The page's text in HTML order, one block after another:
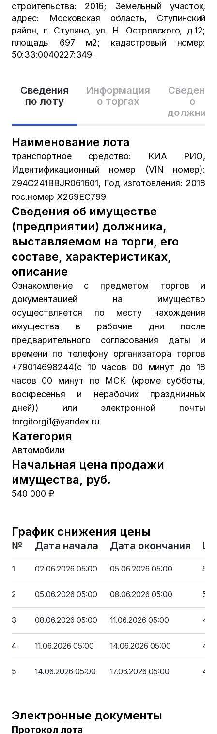
Сведения
по лоту
Информация
о торгах
Сведения
о
Наименование лота
транспортное средство: КИА РИО,
Идентификационный номер (VIN номер):
Z94C241BBJR061601, Год изготовления: 2018
гос.номер Х269ЕС799
Сведения об имуществе
(предприятии) должника,
выставляемом на торги, его
составе, характеристиках,
описание
Ознакомление с предметом торгов и
документацией на имущество
осуществляется по месту нахождения
имущества в рабочие дни после
предварительного согласования даты и
времени по телефону организатора торгов
+79014698244(с 10 часов 00 минут до 18
часов 00 минут по МСК (кроме субботы,
воскресенья и нерабочих праздничных
дней)) или электронной почты
torgitorgi1@yandex.ru.
Категория
Автомобили
Начальная цена продажи
имущества, руб.
540 000 ₽
График снижения цены
№ Дата начала Дата окончания
1 02.06.2026 05:00 05.06.2026 05:00
2 05.06.2026 05:00 08.06.2026 05:00
3 08.06.2026 05:00 11.06.2026 05:00
4 11.06.2026 05:00 14.06.2026 05:00
5 14.06.2026 05:00 17.06.2026 05:00
Электронные документы
Протокол лота
строительства: 2016; Земельный участок,
адрес: Московская область, Ступинский
район, г. Ступино, ул. Н. Островского, д.12;
площадь 697 м2; кадастровый номер:
50:33:0040227:349.